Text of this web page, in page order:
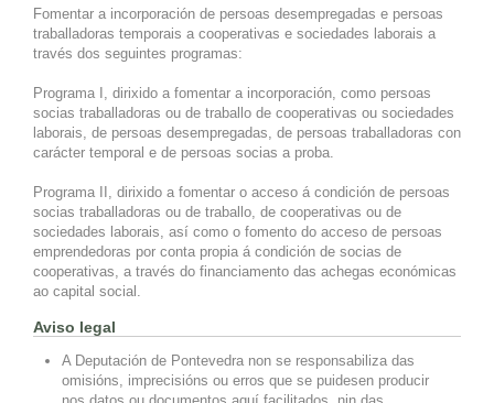
Fomentar a incorporación de persoas desempregadas e persoas
traballadoras temporais a cooperativas e sociedades laborais a
través dos seguintes programas:
Programa I, dirixido a fomentar a incorporación, como persoas
socias traballadoras ou de traballo de cooperativas ou sociedades
laborais, de persoas desempregadas, de persoas traballadoras con
carácter temporal e de persoas socias a proba.
Programa II, dirixido a fomentar o acceso á condición de persoas
socias traballadoras ou de traballo, de cooperativas ou de
sociedades laborais, así como o fomento do acceso de persoas
emprendedoras por conta propia á condición de socias de
cooperativas, a través do financiamento das achegas económicas
ao capital social.
Aviso legal
A Deputación de Pontevedra non se responsabiliza das
omisións, imprecisións ou erros que se puidesen producir